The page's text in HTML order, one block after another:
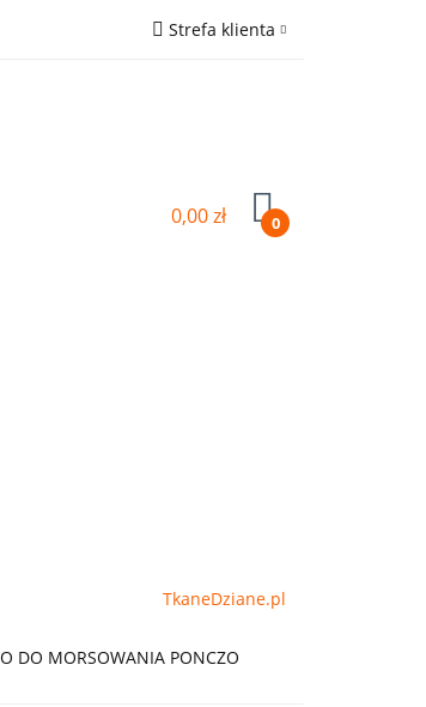
Strefa klienta
0,00 zł 0
TkaneDziane.pl
DO MORSOWANIA PONCZO